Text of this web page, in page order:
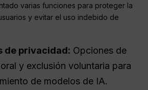
varias funciones para proteger la
y evitar el uso indebido de
de privacidad: Opciones de
y exclusión voluntaria para
de modelos de IA.